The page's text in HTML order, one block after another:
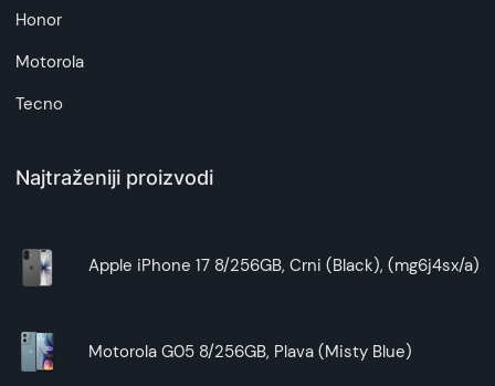
Honor
Motorola
Tecno
Najtraženiji proizvodi
Apple iPhone 17 8/256GB, Crni (Black), (mg6j4sx/a)
Motorola G05 8/256GB, Plava (Misty Blue)